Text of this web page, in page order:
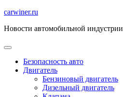
Перейти
содержимому
carwiner.ru
Новости автомобильной индустрии
Безопасность авто
Двигатель
Бензиновый двигатель
Дизельный двигатель